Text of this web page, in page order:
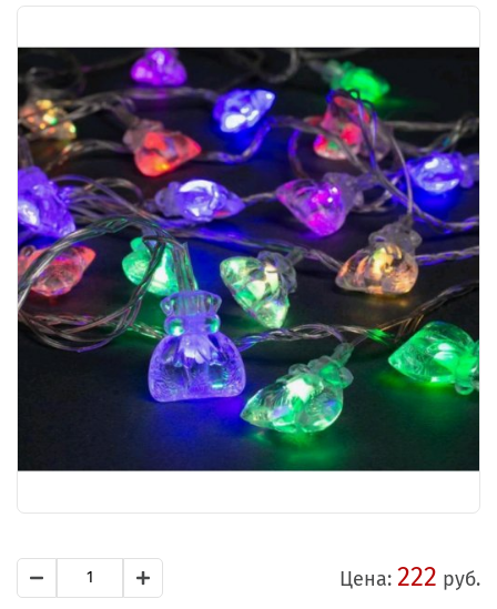
Цена: 222 руб.